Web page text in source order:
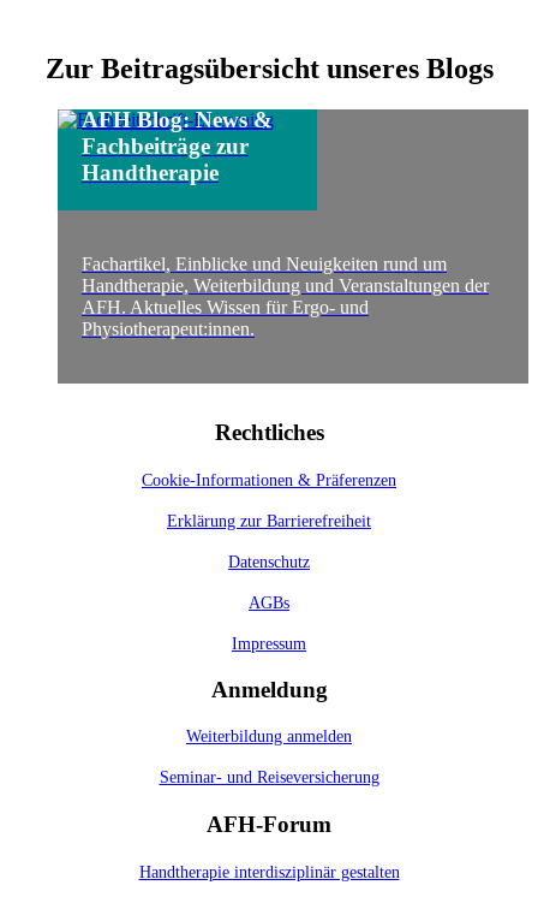
Zur Beitragsübersicht unseres Blogs
AFH Blog: News &
Fachbeiträge zur
Handtherapie
Fachartikel, Einblicke und Neuigkeiten rund um
Handtherapie, Weiterbildung und Veranstaltungen der
AFH. Aktuelles Wissen für Ergo- und
Physiotherapeut:innen.
Rechtliches
Cookie-Informationen & Präferenzen
Erklärung zur Barrierefreiheit
Datenschutz
AGBs
Impressum
Anmeldung
Weiterbildung anmelden
Seminar- und Reiseversicherung
AFH-Forum
Handtherapie interdisziplinär gestalten